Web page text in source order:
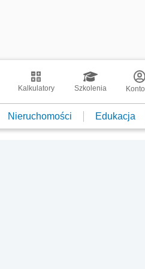
Kalkulatory Szkolenia Konto
Nieruchomości Edukacja